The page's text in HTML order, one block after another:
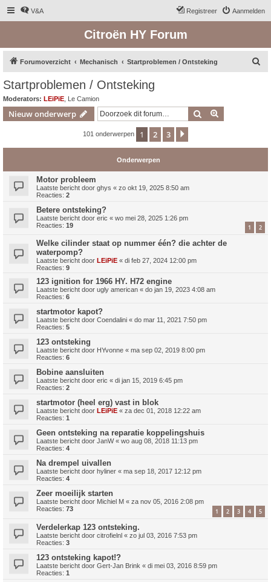
V&A Aanmelden
Registreer
Citroën HY Forum
Forumoverzicht Mechanisch Startproblemen / Ontsteking
Startproblemen / Ontsteking
Moderators: LEiPiE Le Camion
Nieuw onderwerp Zoek
101 onderwerpen 1 2 3
Onderwerpen
Motor probleem
Laatste bericht door ghys « zo okt 19, 2025 8:50 am
Reacties: 2
Betere ontsteking?
Laatste bericht door eric « wo mei 28, 2025 1:26 pm
Reacties: 19 1 2
Welke cilinder staat op nummer één? die achter de
waterpomp?
Laatste bericht door LEiPiE « di feb 27, 2024 12:00 pm
Reacties: 9
123 ignition for 1966 HY. H72 engine
Laatste bericht door ugly american « do jan 19, 2023 4:08 am
Reacties: 6
startmotor kapot?
Laatste bericht door Coendalini « do mar 11, 2021 7:50 pm
Reacties: 5
123 ontsteking
Laatste bericht door HYvonne « ma sep 02, 2019 8:00 pm
Reacties: 6
Bobine aansluiten
Laatste bericht door eric « di jan 15, 2019 6:45 pm
Reacties: 2
startmotor (heel erg) vast in blok
Laatste bericht door LEiPiE « za dec 01, 2018 12:22 am
Reacties: 1
Geen ontsteking na reparatie koppelingshuis
Laatste bericht door JanW« wo aug 08, 2018 11:13 pm
Reacties: 4
Na drempel uivallen
Laatste bericht door hyliner « ma sep 18, 2017 12:12 pm
Reacties: 4
Zeer moeilijk starten
Laatste bericht door Michiel M « za nov 05, 2016 2:08 pm
Reacties: 73 1 2 3 4 5
Verdelerkap 123 ontsteking.
Laatste bericht door citrofielnl « zo jul 03, 2016 7:53 pm
Reacties: 3
123 ontsteking kapot!?
Laatste bericht door Gert-Jan Brink « di mei 03, 2016 8:59 pm
Reacties: 1